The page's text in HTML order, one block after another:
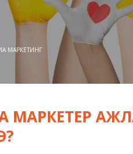
МАРКЕТИНГ